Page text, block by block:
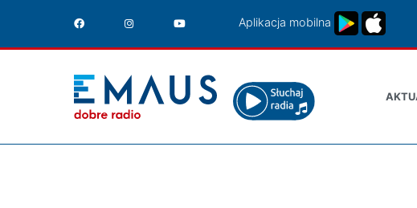
treści
Aplikacja mobilna